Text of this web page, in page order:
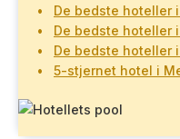
De bedste hoteller
De bedste hoteller
De bedste hoteller
5-stjernet hotel i